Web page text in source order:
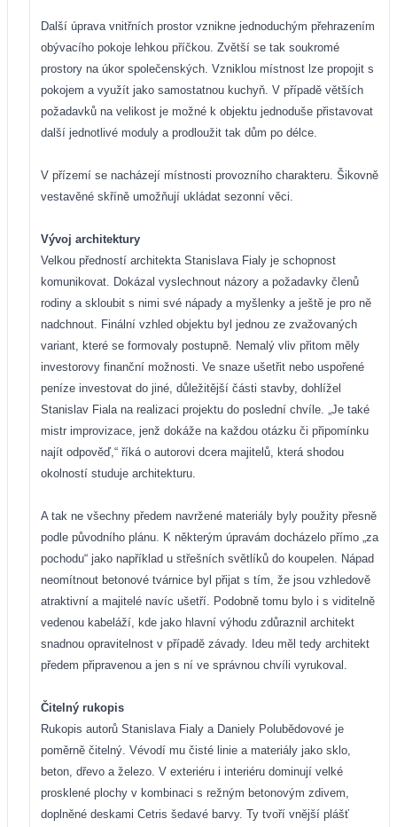
Další úprava vnitřních prostor vznikne jednoduchým přehrazením
obývacího pokoje lehkou příčkou. Zvětší se tak soukromé
prostory na úkor společenských. Vzniklou místnost lze propojit s
pokojem a využít jako samostatnou kuchyň. V případě větších
požadavků na velikost je možné k objektu jednoduše přistavovat
další jednotlivé moduly a prodloužit tak dům po délce.
V přízemí se nacházejí místnosti provozního charakteru. Šikovně
vestavěné skříně umožňují ukládat sezonní věci.
Vývoj architektury
Velkou předností architekta Stanislava Fialy je schopnost
komunikovat. Dokázal vyslechnout názory a požadavky členů
rodiny a skloubit s nimi své nápady a myšlenky a ještě je pro ně
nadchnout. Finální vzhled objektu byl jednou ze zvažovaných
variant, které se formovaly postupně. Nemalý vliv přitom měly
investorovy finanční možnosti. Ve snaze ušetřit nebo uspořené
peníze investovat do jiné, důležitější části stavby, dohlížel
Stanislav Fiala na realizaci projektu do poslední chvíle. „Je také
mistr improvizace, jenž dokáže na každou otázku či připomínku
najít odpověď,“ říká o autorovi dcera majitelů, která shodou
okolností studuje architekturu.
A tak ne všechny předem navržené materiály byly použity přesně
podle původního plánu. K některým úpravám docházelo přímo „za
pochodu“ jako například u střešních světlíků do koupelen. Nápad
neomítnout betonové tvárnice byl přijat s tím, že jsou vzhledově
atraktivní a majitelé navíc ušetří. Podobně tomu bylo i s viditelně
vedenou kabeláží, kde jako hlavní výhodu zdůraznil architekt
snadnou opravitelnost v případě závady. Ideu měl tedy architekt
předem připravenou a jen s ní ve správnou chvíli vyrukoval.
Čitelný rukopis
Rukopis autorů Stanislava Fialy a Daniely Polubědovové je
poměrně čitelný. Vévodí mu čisté linie a materiály jako sklo,
beton, dřevo a železo. V exteriéru i interiéru dominují velké
prosklené plochy v kombinaci s režným betonovým zdivem,
doplněné deskami Cetris šedavé barvy. Ty tvoří vnější plášť